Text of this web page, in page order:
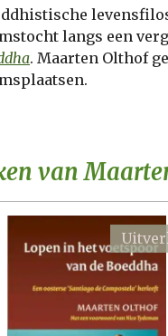
langs een
. Maarten Olthof
van